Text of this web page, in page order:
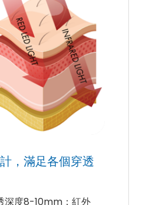
，滿足各個穿透
深度8-10mm；紅外